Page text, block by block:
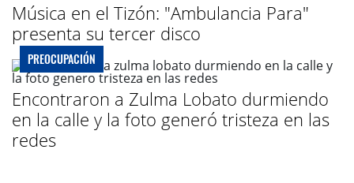
Música en el Tizón: "Ambulancia Para"
presenta su tercer disco
PREOCUPACIÓN
Encontraron a Zulma Lobato durmiendo
en la calle y la foto generó tristeza en las
redes